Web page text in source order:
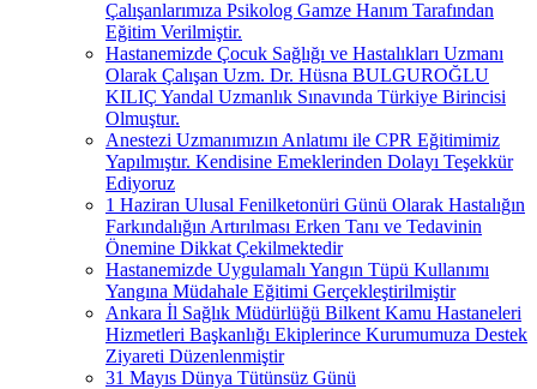
Çalışanlarımıza Psikolog Gamze Hanım Tarafından
Eğitim Verilmiştir.
Hastanemizde Çocuk Sağlığı ve Hastalıkları Uzmanı
Olarak Çalışan Uzm. Dr. Hüsna BULGUROĞLU
KILIÇ Yandal Uzmanlık Sınavında Türkiye Birincisi
Olmuştur.
Anestezi Uzmanımızın Anlatımı ile CPR Eğitimimiz
Yapılmıştır. Kendisine Emeklerinden Dolayı Teşekkür
Ediyoruz
1 Haziran Ulusal Fenilketonüri Günü Olarak Hastalığın
Farkındalığın Artırılması Erken Tanı ve Tedavinin
Önemine Dikkat Çekilmektedir
Hastanemizde Uygulamalı Yangın Tüpü Kullanımı
Yangına Müdahale Eğitimi Gerçekleştirilmiştir
Ankara İl Sağlık Müdürlüğü Bilkent Kamu Hastaneleri
Hizmetleri Başkanlığı Ekiplerince Kurumumuza Destek
Ziyareti Düzenlenmiştir
31 Mayıs Dünya Tütünsüz Günü